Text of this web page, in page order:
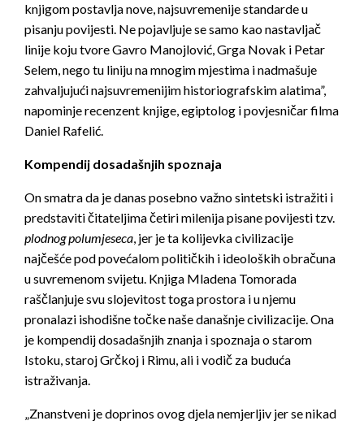
knjigom postavlja nove, najsuvremenije standarde u
pisanju povijesti. Ne pojavljuje se samo kao nastavljač
linije koju tvore Gavro Manojlović, Grga Novak i Petar
Selem, nego tu liniju na mnogim mjestima i nadmašuje
zahvaljujući najsuvremenijim historiografskim alatima”,
napominje recenzent knjige, egiptolog i povjesničar filma
Daniel Rafelić.
Kompendij dosadašnjih spoznaja
On smatra da je danas posebno važno sintetski istražiti i
predstaviti čitateljima četiri milenija pisane povijesti tzv.
plodnog polumjeseca, jer je ta kolijevka civilizacije
najčešće pod povećalom političkih i ideoloških obračuna
u suvremenom svijetu. Knjiga Mladena Tomorada
raščlanjuje svu slojevitost toga prostora i u njemu
pronalazi ishodišne točke naše današnje civilizacije. Ona
je kompendij dosadašnjih znanja i spoznaja o starom
Istoku, staroj Grčkoj i Rimu, ali i vodič za buduća
istraživanja.
„Znanstveni je doprinos ovog djela nemjerljiv jer se nikad